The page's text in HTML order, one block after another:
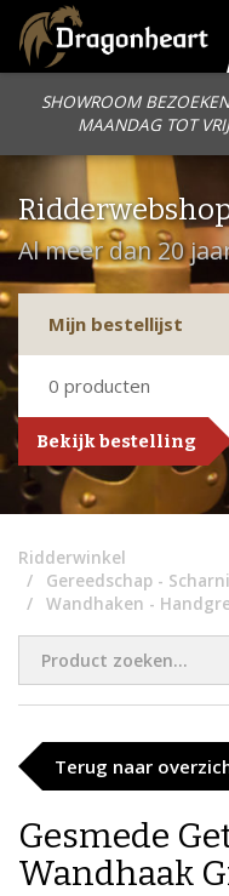
SHOWROOM
MAANDAG TOT
Al meer dan 20
Mijn bestellijst
0 producten
Bekijk bestelling
Ridderwinkel
Gereedschap -
Wandhaken -
Terug naar
Gesmede
Wandhaak